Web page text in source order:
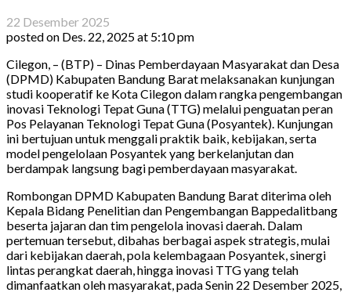
22 Desember 2025
posted on Des. 22, 2025 at 5:10 pm
Cilegon, – (BTP) – Dinas Pemberdayaan Masyarakat dan Desa
(DPMD) Kabupaten Bandung Barat melaksanakan kunjungan
studi kooperatif ke Kota Cilegon dalam rangka pengembangan
inovasi Teknologi Tepat Guna (TTG) melalui penguatan peran
Pos Pelayanan Teknologi Tepat Guna (Posyantek). Kunjungan
ini bertujuan untuk menggali praktik baik, kebijakan, serta
model pengelolaan Posyantek yang berkelanjutan dan
berdampak langsung bagi pemberdayaan masyarakat.
Rombongan DPMD Kabupaten Bandung Barat diterima oleh
Kepala Bidang Penelitian dan Pengembangan Bappedalitbang
beserta jajaran dan tim pengelola inovasi daerah. Dalam
pertemuan tersebut, dibahas berbagai aspek strategis, mulai
dari kebijakan daerah, pola kelembagaan Posyantek, sinergi
lintas perangkat daerah, hingga inovasi TTG yang telah
dimanfaatkan oleh masyarakat, pada Senin 22 Desember 2025,